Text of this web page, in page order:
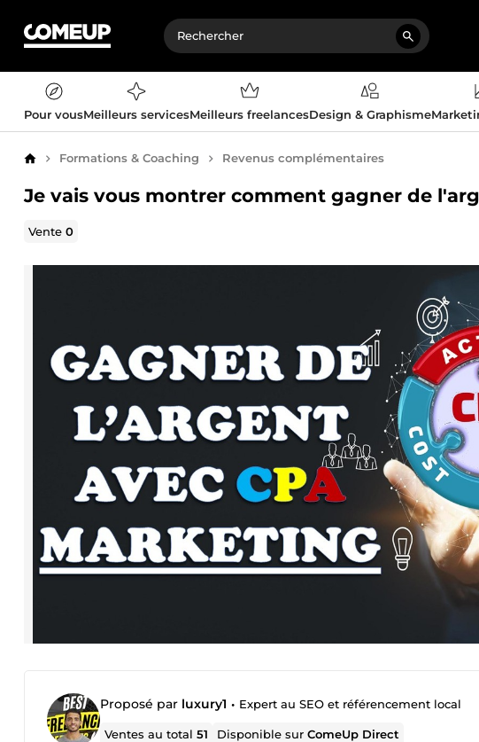
Pour vousMeilleurs servicesMeilleurs freelancesDesign & Graphisme
AccueilFormations & Coaching Revenus complémentaires
Je vais vous montrer comment gagner de
Vente0
Proposé par luxury1 • Expert au SEO et référencement local
Ventes au total51 Disponible surComeUp Direct